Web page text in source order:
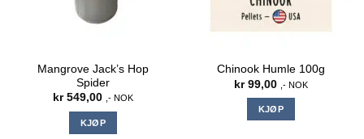
Mangrove Jack’s Hop
Spider
kr549,00 ,- NOK
KJØP
Chinook Humle 100g
kr99,00 ,- NOK
KJØP